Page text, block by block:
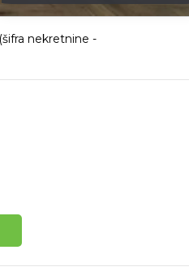
nekretnine -